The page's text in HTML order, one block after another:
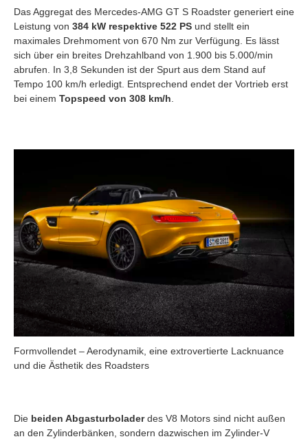
Das Aggregat des Mercedes-AMG GT S Roadster generiert eine
Leistung von 384 kW respektive 522 PS und stellt ein
maximales Drehmoment von 670 Nm zur Verfügung. Es lässt
sich über ein breites Drehzahlband von 1.900 bis 5.000/min
abrufen. In 3,8 Sekunden ist der Spurt aus dem Stand auf
Tempo 100 km/h erledigt. Entsprechend endet der Vortrieb erst
bei einem Topspeed von 308 km/h
Formvollendet – Aerodynamik, eine extrovertierte Lacknuance
und die Ästhetik des Roadsters
Die beiden Abgasturboladerdes V8 Motors sind nicht außen
an den Zylinderbänken, sondern dazwischen im Zylinder-V